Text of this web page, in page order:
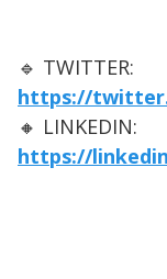
🔹 TWITTER:
https://
🔸 LINKEDIN:
https://